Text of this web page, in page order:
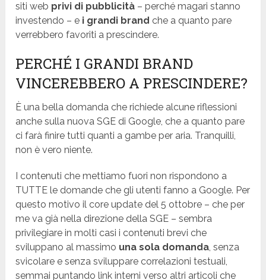
siti web privi di pubblicità – perché magari stanno
investendo – e i grandi brand che a quanto pare
verrebbero favoriti a prescindere.
PERCHÉ I GRANDI BRAND
VINCEREBBERO A PRESCINDERE?
È una bella domanda che richiede alcune riflessioni
anche sulla nuova SGE di Google, che a quanto pare
ci farà finire tutti quanti a gambe per aria. Tranquilli,
non è vero niente.
I contenuti che mettiamo fuori non rispondono a
TUTTE le domande che gli utenti fanno a Google. Per
questo motivo il core update del 5 ottobre – che per
me va già nella direzione della SGE – sembra
privilegiare in molti casi i contenuti brevi che
sviluppano al massimo una sola domanda, senza
svicolare e senza sviluppare correlazioni testuali,
semmai puntando link interni verso altri articoli che